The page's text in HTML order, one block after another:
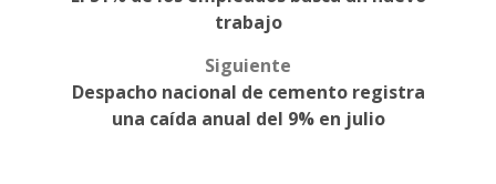
navigationtrabajo
Siguiente
Despacho nacional de cemento registra
una caída anual del 9% en julio